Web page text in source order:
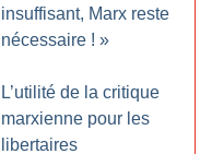
insuffisant, Marx reste
nécessaire ! »
L’utilité de la critique
marxienne pour les
libertaires